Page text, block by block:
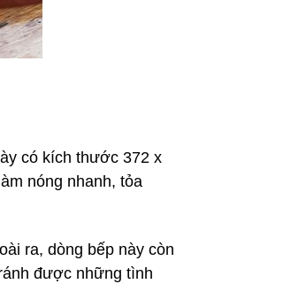
có kích thước 372 x
nóng nhanh, tỏa
ra, dòng bếp này còn
được những tình